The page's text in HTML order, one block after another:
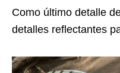
Como último detalle
detalles reflectantes